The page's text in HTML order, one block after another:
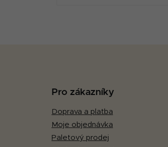
Pro zákazníky
Doprava a platba
Moje objednávka
Paletový prodej